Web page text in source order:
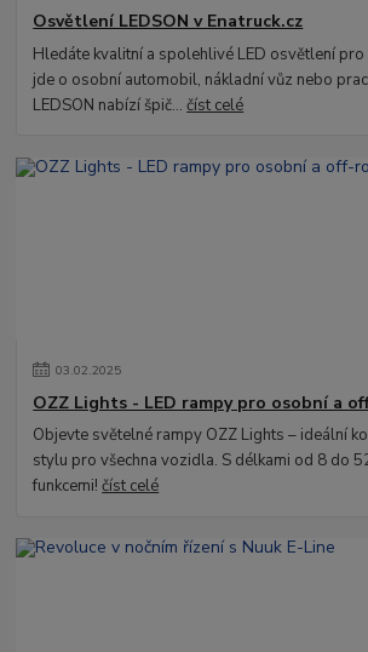
Osvětlení LEDSON v Enatruck.cz
Hledáte kvalitní a spolehlivé LED osvětlení
jde o osobní automobil, nákladní vůz nebo
LEDSON nabízí špič...číst celé
03.02.2025
OZZ Lights - LED rampy pro osobní a
Objevte světelné rampy OZZ Lights – ideální
stylu pro všechna vozidla. S délkami od 8 do
funkcemi!číst celé